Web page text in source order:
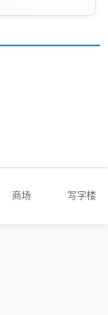
商场 写字楼